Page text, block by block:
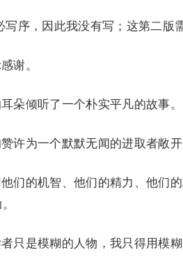
写序，因此我没有写；这第二版
谢。
朵倾听了一个朴实平凡的故事。
许为一个默默无闻的进取者敞开
们的机智、他们的精力、他们
只是模糊的人物，我只得用模